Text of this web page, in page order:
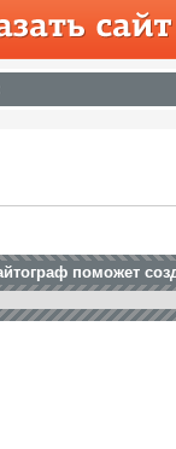
поможет